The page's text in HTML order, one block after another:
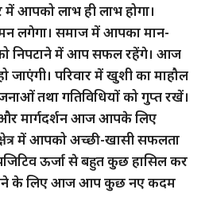
में आपको लाभ ही लाभ होगा।
लगेगा। समाज में आपका मान-
निपटाने में आप सफल रहेंगे। आज
जाएंगी। परिवार में खुशी का माहौल
तथा गतिविधियों को गुप्त रखें।
मार्गदर्शन आज आपके लिए
में आपको अच्छी-खासी सफलता
ऊर्जा से बहुत कुछ हासिल कर
के लिए आज आप कुछ नए कदम